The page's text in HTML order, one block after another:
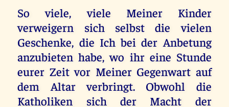
So viele, viele Meiner Kinder
verweigern sich selbst die vielen
Geschenke, die Ich bei der Anbetung
anzubieten habe, wo ihr eine Stunde
eurer Zeit vor Meiner Gegenwart auf
dem Altar verbringt. Obwohl die
Katholiken sich der Macht der